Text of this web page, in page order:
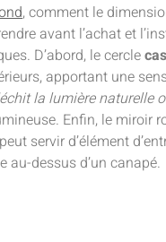
, comment le
avant l’achat et
D’abord, le cercle
apportant une
la lumière naturelle
Enfin, le
servir d’élément
dessus d’un canapé.